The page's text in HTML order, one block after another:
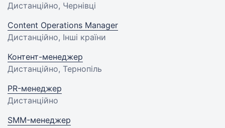
Дистанційно, Чернівці
Content Operations Manager
Дистанційно, Інші країни
Контент-менеджер
Дистанційно, Тернопіль
PR-менеджер
Дистанційно
SMM-менеджер